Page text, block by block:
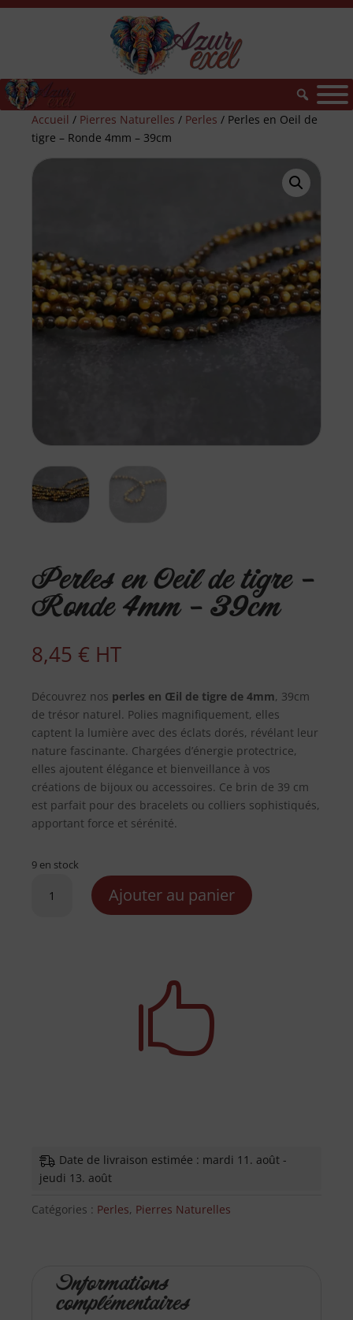
Accueil / Pierres Naturelles / Perles / Perles en Oeil de
tigre – Ronde 4mm – 39cm
Perles en Oeil de tigre –
Ronde 4mm – 39cm
8,45 € HT
Découvrez nos perles en Œil de tigre de 4mm, 39cm
de trésor naturel. Polies magnifiquement, elles
captent la lumière avec des éclats dorés, révélant leur
nature fascinante. Chargées d’énergie protectrice,
elles ajoutent élégance et bienveillance à vos
créations de bijoux ou accessoires. Ce brin de 39 cm
est parfait pour des bracelets ou colliers sophistiqués,
apportant force et sérénité.
9 en stock
Ajouter au panier

Date de livraison estimée : mardi 11. août -
jeudi 13. août
Catégories : Perles, Pierres Naturelles
Informations
complémentaires